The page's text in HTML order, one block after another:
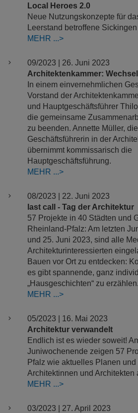
Local Heroes 2.0
Neue Nutzungskonzepte für
Leerstand betroffene
MEHR
09/2023 | 26. Juni 2023
Architektenkammer:
In einem einvernehmlichen
Vorstand der
und Hauptgeschäftsführer
die gemeinsame
zu beenden. Annette Müller,
Geschäftsführerin in der
übernimmt kommissarisch die
Hauptgeschäftsführung.
MEHR
08/2023 | 22. Juni 2023
last call - Tag der Architektur
57 Projekte in 40 Städten und
Rheinland-Pfalz: Am letzten
und 25. Juni 2023, sind alle
Architekturinteressierten
Bauen vor Ort zu entdecken:
es gibt spannende, ganz
„Hausgeschichten“ zu erzählen.
MEHR
05/2023 | 16. Mai 2023
Architektur verwandelt
Endlich ist es wieder soweit!
Juniwochenende zeigen 57
Pfalz wie aktuelles Planen
Architektinnen und Architekten
MEHR
03/2023 | 27. April 2023